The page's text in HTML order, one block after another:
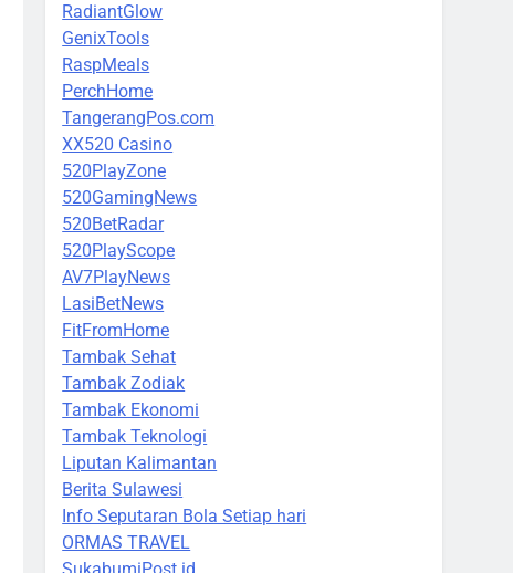
RadiantGlow
GenixTools
RaspMeals
PerchHome
TangerangPos.com
XX520 Casino
520PlayZone
520GamingNews
520BetRadar
520PlayScope
AV7PlayNews
LasiBetNews
FitFromHome
Tambak Sehat
Tambak Zodiak
Tambak Ekonomi
Tambak Teknologi
Liputan Kalimantan
Berita Sulawesi
Info Seputaran Bola Setiap hari
ORMAS TRAVEL